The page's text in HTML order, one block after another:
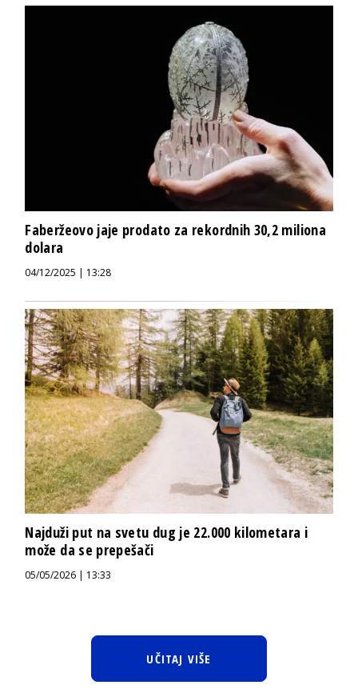
Faberžeovo jaje prodato za rekordnih 30,2 miliona
dolara
04/12/2025 | 13:28
Najduži put na svetu dug je 22.000 kilometara i
može da se prepešači
05/05/2026 | 13:33
UČITAJ VIŠE